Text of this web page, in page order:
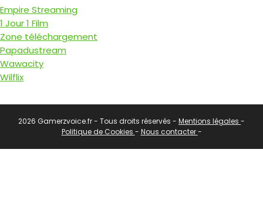
Empire Streaming
1 Jour 1 Film
Zone téléchargement
Papadustream
Wawacity
Wilflix
2026 Gamerzvoice.fr - Tous droits réservés - Mentions légales -
Politique de Cookies - Nous contacter-